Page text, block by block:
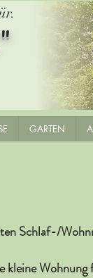
GARTEN
Schlaf-/
Wohnung